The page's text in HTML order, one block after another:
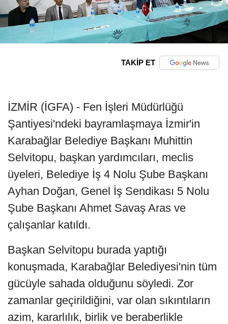
TAKİP ET
İZMİR (İGFA) - Fen İşleri Müdürlüğü
Şantiyesi'ndeki bayramlaşmaya İzmir'in
Karabağlar Belediye Başkanı Muhittin
Selvitopu, başkan yardımcıları, meclis
üyeleri, Belediye İş 4 Nolu Şube Başkanı
Ayhan Doğan, Genel İş Sendikası 5 Nolu
Şube Başkanı Ahmet Savaş Aras ve
çalışanlar katıldı.
Başkan Selvitopu burada yaptığı
konuşmada, Karabağlar Belediyesi'nin tüm
gücüyle sahada olduğunu söyledi. Zor
zamanlar geçirildiğini, var olan sıkıntıların
azim, kararlılık, birlik ve beraberlikle